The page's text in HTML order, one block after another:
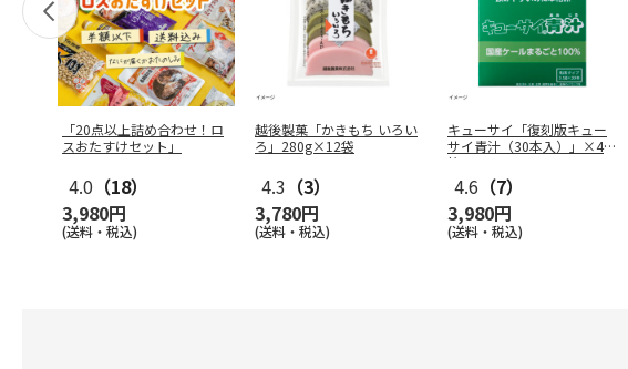
「20点以上詰め合わせ！ロ
スおたすけセット」
4.0 （18）
3,980円
(送料・税込)
越後製菓「かきもち いろい
ろ」280g×12袋
4.3 （3）
3,780円
(送料・税込)
キューサイ「復刻版キュー
サイ青汁（30本入）」×4
箱
4.6 （7）
3,980円
(送料・税込)